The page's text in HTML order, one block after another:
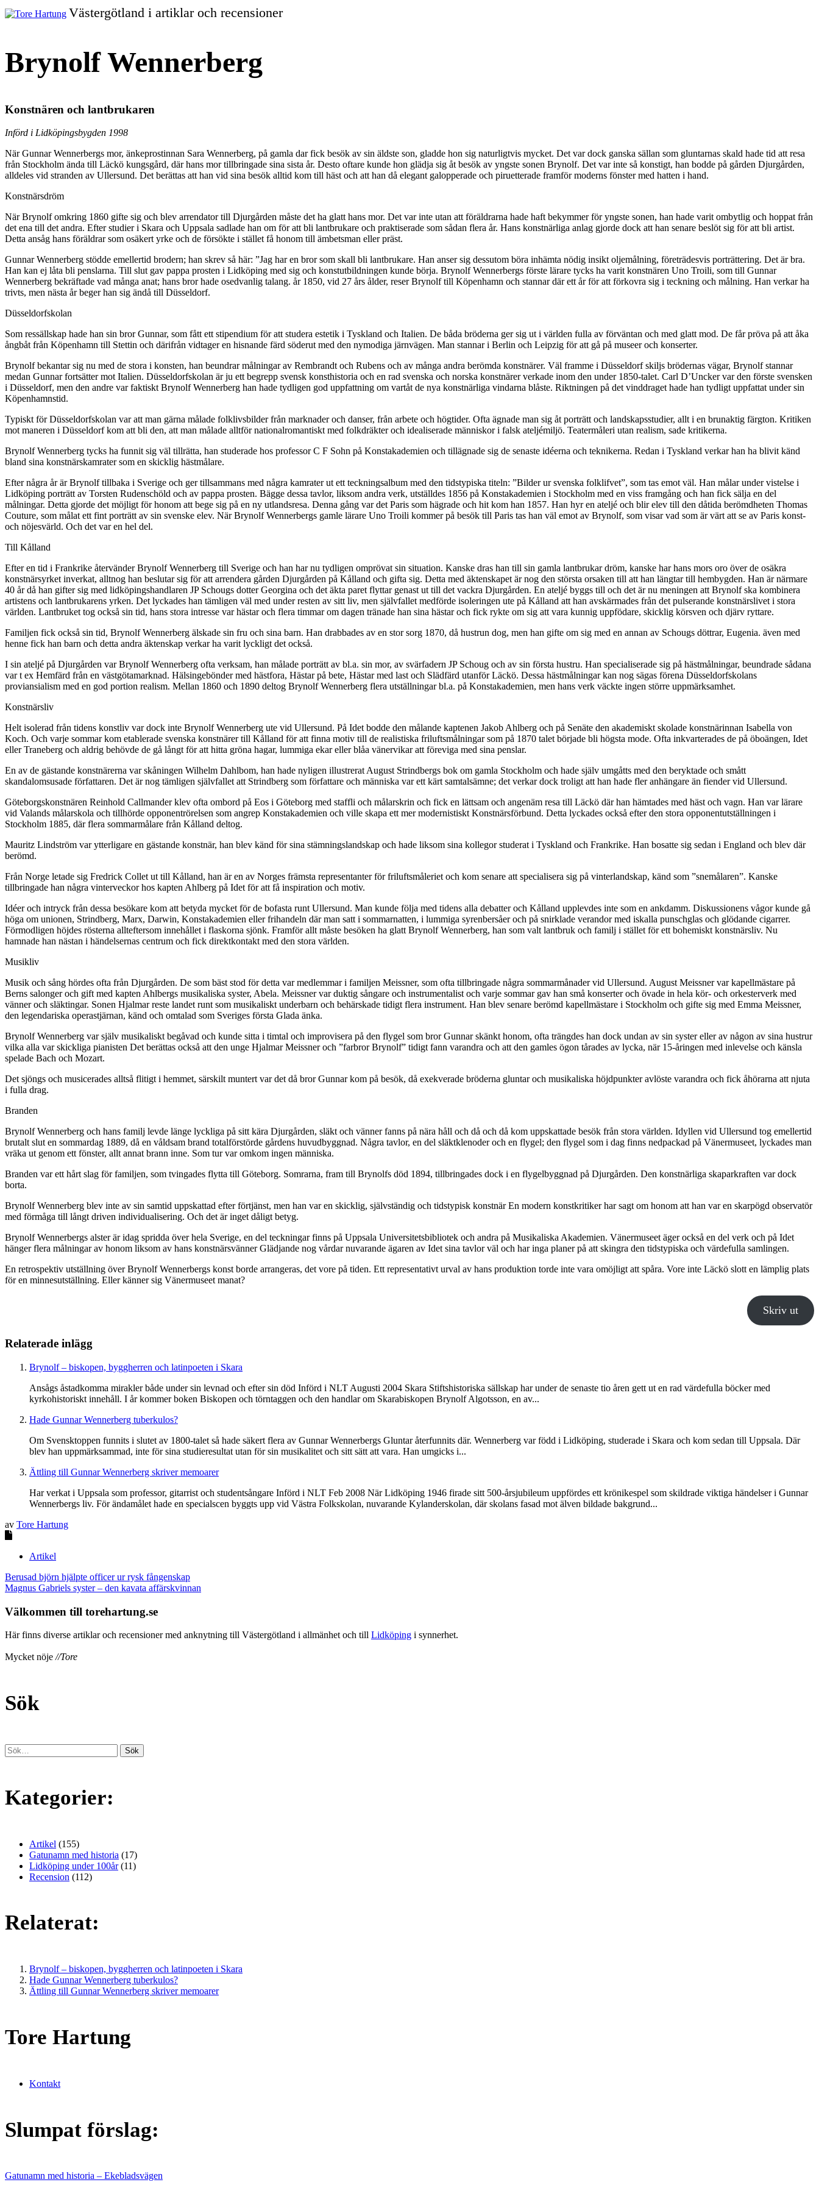
Gå
vidare
Hartung
Västergötland i artiklar och recensioner
Brynolf Wennerberg
Konstnären och lantbrukaren
Införd i Lidköpingsbygden 1998
När Gunnar Wennerbergs mor, änkeprostinnan Sara Wennerberg, på gamla dar fick besök av sin äldste son, gladde hon sig naturligtvis mycket. Det var dock ganska sällan som gluntarnas skald hade tid att resa
från Stockholm ända till Läckö kungsgård, där hans mor tillbringade sina sista år. Desto oftare kunde hon glädja sig åt besök av yngste sonen Brynolf. Det var inte så konstigt, han bodde på gården Djurgården,
alldeles vid stranden av Ullersund. Det berättas att han vid sina besök alltid kom till häst och att han då elegant galopperade och piruetterade framför moderns fönster med hatten i hand.
Konstnärsdröm
När Brynolf omkring 1860 gifte sig och blev arrendator till Djurgården måste det ha glatt hans mor. Det var inte utan att föräldrarna hade haft bekymmer för yngste sonen, han hade varit ombytlig och hoppat från
det ena till det andra. Efter studier i Skara och Uppsala sadlade han om för att bli lantbrukare och praktiserade som sådan flera år. Hans konstnärliga anlag gjorde dock att han senare beslöt sig för att bli artist.
Detta ansåg hans föräldrar som osäkert yrke och de försökte i stället få honom till ämbetsman eller präst.
Gunnar Wennerberg stödde emellertid brodern; han skrev så här: ”Jag har en bror som skall bli lantbrukare. Han anser sig dessutom böra inhämta nödig insikt oljemålning, företrädesvis porträttering. Det är bra.
Han kan ej låta bli penslarna. Till slut gav pappa prosten i Lidköping med sig och konstutbildningen kunde börja. Brynolf Wennerbergs förste lärare tycks ha varit konstnären Uno Troili, som till Gunnar
Wennerberg bekräftade vad många anat; hans bror hade osedvanlig talang. år 1850, vid 27 års ålder, reser Brynolf till Köpenhamn och stannar där ett år för att förkovra sig i teckning och målning. Han verkar ha
trivts, men nästa år beger han sig ändå till Düsseldorf.
Düsseldorfskolan
Som ressällskap hade han sin bror Gunnar, som fått ett stipendium för att studera estetik i Tyskland och Italien. De båda bröderna ger sig ut i världen fulla av förväntan och med glatt mod. De får pröva på att åka
ångbåt från Köpenhamn till Stettin och därifrån vidtager en hisnande färd söderut med den nymodiga järnvägen. Man stannar i Berlin och Leipzig för att gå på museer och konserter.
Brynolf bekantar sig nu med de stora i konsten, han beundrar målningar av Rembrandt och Rubens och av många andra berömda konstnärer. Väl framme i Düsseldorf skiljs brödernas vägar, Brynolf stannar
medan Gunnar fortsätter mot Italien. Düsseldorfskolan är ju ett begrepp svensk konsthistoria och en rad svenska och norska konstnärer verkade inom den under 1850-talet. Carl D’Uncker var den förste svensken
i Düsseldorf, men den andre var faktiskt Brynolf Wennerberg han hade tydligen god uppfattning om vartåt de nya konstnärliga vindarna blåste. Riktningen på det vinddraget hade han tydligt uppfattat under sin
Köpenhamnstid.
Typiskt för Düsseldorfskolan var att man gärna målade folklivsbilder från marknader och danser, från arbete och högtider. Ofta ägnade man sig åt porträtt och landskapsstudier, allt i en brunaktig färgton. Kritiken
mot maneren i Düsseldorf kom att bli den, att man målade alltför nationalromantiskt med folkdräkter och idealiserade människor i falsk ateljémiljö. Teatermåleri utan realism, sade kritikerna.
Brynolf Wennerberg tycks ha funnit sig väl tillrätta, han studerade hos professor C F Sohn på Konstakademien och tillägnade sig de senaste idéerna och teknikerna. Redan i Tyskland verkar han ha blivit känd
bland sina konstnärskamrater som en skicklig hästmålare.
Efter några år är Brynolf tillbaka i Sverige och ger tillsammans med några kamrater ut ett teckningsalbum med den tidstypiska titeln: ”Bilder ur svenska folklifvet”, som tas emot väl. Han målar under vistelse i
Lidköping porträtt av Torsten Rudenschöld och av pappa prosten. Bägge dessa tavlor, liksom andra verk, utställdes 1856 på Konstakademien i Stockholm med en viss framgång och han fick sälja en del
målningar. Detta gjorde det möjligt för honom att bege sig på en ny utlandsresa. Denna gång var det Paris som hägrade och hit kom han 1857. Han hyr en ateljé och blir elev till den dåtida berömdheten Thomas
Couture, som målat ett fint porträtt av sin svenske elev. När Brynolf Wennerbergs gamle lärare Uno Troili kommer på besök till Paris tas han väl emot av Brynolf, som visar vad som är värt att se av Paris konst-
och nöjesvärld. Och det var en hel del.
Till Kålland
Efter en tid i Frankrike återvänder Brynolf Wennerberg till Sverige och han har nu tydligen omprövat sin situation. Kanske dras han till sin gamla lantbrukar dröm, kanske har hans mors oro över de osäkra
konstnärsyrket inverkat, alltnog han beslutar sig för att arrendera gården Djurgården på Kålland och gifta sig. Detta med äktenskapet är nog den största orsaken till att han längtar till hembygden. Han är närmare
40 år då han gifter sig med lidköpingshandlaren JP Schougs dotter Georgina och det äkta paret flyttar genast ut till det vackra Djurgården. En ateljé byggs till och det är nu meningen att Brynolf ska kombinera
artistens och lantbrukarens yrken. Det lyckades han tämligen väl med under resten av sitt liv, men självfallet medförde isoleringen ute på Kålland att han avskärmades från det pulserande konstnärslivet i stora
världen. Lantbruket tog också sin tid, hans stora intresse var hästar och flera timmar om dagen tränade han sina hästar och fick rykte om sig att vara kunnig uppfödare, skicklig körsven och djärv ryttare.
Familjen fick också sin tid, Brynolf Wennerberg älskade sin fru och sina barn. Han drabbades av en stor sorg 1870, då hustrun dog, men han gifte om sig med en annan av Schougs döttrar, Eugenia. även med
henne fick han barn och detta andra äktenskap verkar ha varit lyckligt det också.
I sin ateljé på Djurgården var Brynolf Wennerberg ofta verksam, han målade porträtt av bl.a. sin mor, av svärfadern JP Schoug och av sin första hustru. Han specialiserade sig på hästmålningar, beundrade sådana
var t ex Hemfärd från en västgötamarknad. Hälsingebönder med hästfora, Hästar på bete, Hästar med last och Slädfärd utanför Läckö. Dessa hästmålningar kan nog sägas förena Düsseldorfskolans
proviansialism med en god portion realism. Mellan 1860 och 1890 deltog Brynolf Wennerberg flera utställningar bl.a. på Konstakademien, men hans verk väckte ingen större uppmärksamhet.
Konstnärsliv
Helt isolerad från tidens konstliv var dock inte Brynolf Wennerberg ute vid Ullersund. På Idet bodde den målande kaptenen Jakob Ahlberg och på Senäte den akademiskt skolade konstnärinnan Isabella von
Koch. Och varje sommar kom etablerade svenska konstnärer till Kålland för att finna motiv till de realistiska friluftsmålningar som på 1870 talet började bli högsta mode. Ofta inkvarterades de på öboängen, Idet
eller Traneberg och aldrig behövde de gå långt för att hitta gröna hagar, lummiga ekar eller blåa vänervikar att föreviga med sina penslar.
En av de gästande konstnärerna var skåningen Wilhelm Dahlbom, han hade nyligen illustrerat August Strindbergs bok om gamla Stockholm och hade själv umgåtts med den beryktade och smått
skandalomsusade författaren. Det är nog tämligen självfallet att Strindberg som författare och människa var ett kärt samtalsämne; det verkar dock troligt att han hade fler anhängare än fiender vid Ullersund.
Göteborgskonstnären Reinhold Callmander klev ofta ombord på Eos i Göteborg med staffli och målarskrin och fick en lättsam och angenäm resa till Läckö där han hämtades med häst och vagn. Han var lärare
vid Valands målarskola och tillhörde opponentrörelsen som angrep Konstakademien och ville skapa ett mer modernistiskt Konstnärsförbund. Detta lyckades också efter den stora opponentutställningen i
Stockholm 1885, där flera sommarmålare från Kålland deltog.
Mauritz Lindström var ytterligare en gästande konstnär, han blev känd för sina stämningslandskap och hade liksom sina kollegor studerat i Tyskland och Frankrike. Han bosatte sig sedan i England och blev där
berömd.
Från Norge letade sig Fredrick Collet ut till Kålland, han är en av Norges främsta representanter för friluftsmåleriet och kom senare att specialisera sig på vinterlandskap, känd som ”snemålaren”. Kanske
tillbringade han några vinterveckor hos kapten Ahlberg på Idet för att få inspiration och motiv.
Idéer och intryck från dessa besökare kom att betyda mycket för de bofasta runt Ullersund. Man kunde följa med tidens alla debatter och Kålland upplevdes inte som en ankdamm. Diskussionens vågor kunde gå
höga om unionen, Strindberg, Marx, Darwin, Konstakademien eller frihandeln där man satt i sommarnatten, i lummiga syrenbersåer och på snirklade verandor med iskalla punschglas och glödande cigarrer.
Förmodligen höjdes rösterna allteftersom innehållet i flaskorna sjönk. Framför allt måste besöken ha glatt Brynolf Wennerberg, han som valt lantbruk och familj i stället för ett bohemiskt konstnärsliv. Nu
hamnade han nästan i händelsernas centrum och fick direktkontakt med den stora världen.
Musikliv
Musik och sång hördes ofta från Djurgården. De som bäst stod för detta var medlemmar i familjen Meissner, som ofta tillbringade några sommarmånader vid Ullersund. August Meissner var kapellmästare på
Berns salonger och gift med kapten Ahlbergs musikaliska syster, Abela. Meissner var duktig sångare och instrumentalist och varje sommar gav han små konserter och övade in hela kör- och orkesterverk med
vänner och släktingar. Sonen Hjalmar reste landet runt som musikaliskt underbarn och behärskade tidigt flera instrument. Han blev senare berömd kapellmästare i Stockholm och gifte sig med Emma Meissner,
den legendariska operastjärnan, känd och omtalad som Sveriges första Glada änka.
Brynolf Wennerberg var själv musikaliskt begåvad och kunde sitta i timtal och improvisera på den flygel som bror Gunnar skänkt honom, ofta trängdes han dock undan av sin syster eller av någon av sina hustrur
vilka alla var skickliga pianisten Det berättas också att den unge Hjalmar Meissner och ”farbror Brynolf” tidigt fann varandra och att den gamles ögon tårades av lycka, när 15-åringen med inlevelse och känsla
spelade Bach och Mozart.
Det sjöngs och musicerades alltså flitigt i hemmet, särskilt muntert var det då bror Gunnar kom på besök, då exekverade bröderna gluntar och musikaliska höjdpunkter avlöste varandra och fick åhörarna att njuta
i fulla drag.
Branden
Brynolf Wennerberg och hans familj levde länge lyckliga på sitt kära Djurgården, släkt och vänner fanns på nära håll och då och då kom uppskattade besök från stora världen. Idyllen vid Ullersund tog emellertid
brutalt slut en sommardag 1889, då en våldsam brand totalförstörde gårdens huvudbyggnad. Några tavlor, en del släktklenoder och en flygel; den flygel som i dag finns nedpackad på Vänermuseet, lyckades man
vräka ut genom ett fönster, allt annat brann inne. Som tur var omkom ingen människa.
Branden var ett hårt slag för familjen, som tvingades flytta till Göteborg. Somrarna, fram till Brynolfs död 1894, tillbringades dock i en flygelbyggnad på Djurgården. Den konstnärliga skaparkraften var dock
borta.
Brynolf Wennerberg blev inte av sin samtid uppskattad efter förtjänst, men han var en skicklig, självständig och tidstypisk konstnär En modern konstkritiker har sagt om honom att han var en skarpögd observatör
med förmåga till långt driven individualisering. Och det är inget dåligt betyg.
Brynolf Wennerbergs alster är idag spridda över hela Sverige, en del teckningar finns på Uppsala Universitetsbibliotek och andra på Musikaliska Akademien. Vänermuseet äger också en del verk och på Idet
hänger flera målningar av honom liksom av hans konstnärsvänner Glädjande nog vårdar nuvarande ägaren av Idet sina tavlor väl och har inga planer på att skingra den tidstypiska och värdefulla samlingen.
En retrospektiv utställning över Brynolf Wennerbergs konst borde arrangeras, det vore på tiden. Ett representativt urval av hans produktion torde inte vara omöjligt att spåra. Vore inte Läckö slott en lämplig plats
för en minnesutställning. Eller känner sig Vänermuseet manat?
Skriv ut
Relaterade inlägg
Brynolf – biskopen, byggherren och latinpoeten i Skara
Ansågs åstadkomma mirakler både under sin levnad och efter sin död Införd i NLT Augusti 2004 Skara Stiftshistoriska sällskap har under de senaste tio åren gett ut en rad värdefulla böcker med
kyrkohistoriskt innehåll. I år kommer boken Biskopen och törntaggen och den handlar om Skarabiskopen Brynolf Algotsson, en av...
Hade Gunnar Wennerberg tuberkulos?
Om Svensktoppen funnits i slutet av 1800-talet så hade säkert flera av Gunnar Wennerbergs Gluntar återfunnits där. Wennerberg var född i Lidköping, studerade i Skara och kom sedan till Uppsala. Där
blev han uppmärksammad, inte för sina studieresultat utan för sin musikalitet och sitt sätt att vara. Han umgicks i...
Ättling till Gunnar Wennerberg skriver memoarer
Har verkat i Uppsala som professor, gitarrist och studentsångare Införd i NLT Feb 2008 När Lidköping 1946 firade sitt 500-årsjubileum uppfördes ett krönikespel som skildrade viktiga händelser i Gunnar
Wennerbergs liv. För ändamålet hade en specialscen byggts upp vid Västra Folkskolan, nuvarande Kylanderskolan, där skolans fasad mot älven bildade bakgrund...
av Tore Hartung
Artikel
Inläggsnavigering
Berusad björn hjälpte officer ur rysk fångenskap
Magnus Gabriels syster – den kavata affärskvinnan
Välkommen till torehartung.se
Här finns diverse artiklar och recensioner med anknytning till Västergötland i allmänhet och till Lidköping i synnerhet.
Mycket nöje //Tore
Sök
Kategorier:
Artikel (155)
Gatunamn med historia (17)
Lidköping under 100år(11)
Recension (112)
Relaterat:
Brynolf – biskopen, byggherren och latinpoeten i Skara
Hade Gunnar Wennerberg tuberkulos?
Ättling till Gunnar Wennerberg skriver memoarer
Tore Hartung
Kontakt
Slumpat förslag:
Gatunamn med historia – Ekebladsvägen